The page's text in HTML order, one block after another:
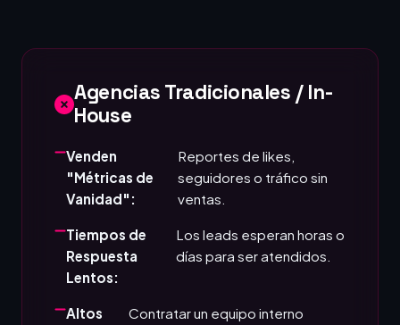
Agencias Tradicionales / In-
House
Venden
"Métricas de
Vanidad":
Reportes de likes,
seguidores o tráfico sin
ventas.
Tiempos de
Respuesta
Lentos:
Los leads esperan horas o
días para ser atendidos.
Altos
Contratar un equipo interno